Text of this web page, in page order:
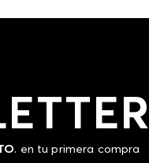
. en tu primera compra